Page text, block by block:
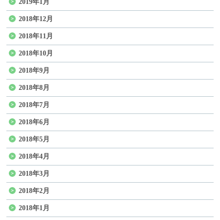
2019年1月
2018年12月
2018年11月
2018年10月
2018年9月
2018年8月
2018年7月
2018年6月
2018年5月
2018年4月
2018年3月
2018年2月
2018年1月